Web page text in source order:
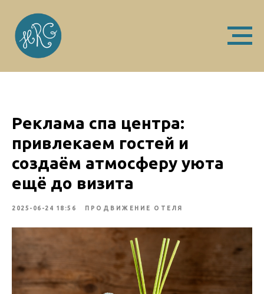
Реклама спа центра:
привлекаем гостей и
создаём атмосферу уюта
ещё до визита
2025-06-24 18:56 ПРОДВИЖЕНИЕ ОТЕЛЯ